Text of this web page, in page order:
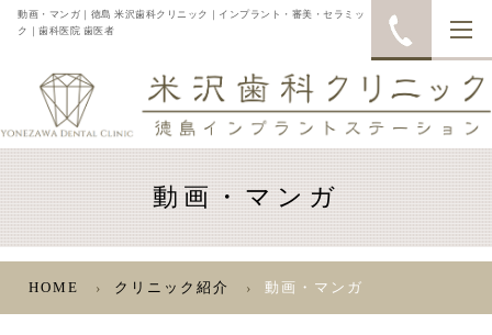
動画・マンガ｜徳島 米沢歯科クリニック｜インプラント・審美・セラミッ
ク｜歯科医院 歯医者
動画・マンガ
HOME クリニック紹介 動画・マンガ